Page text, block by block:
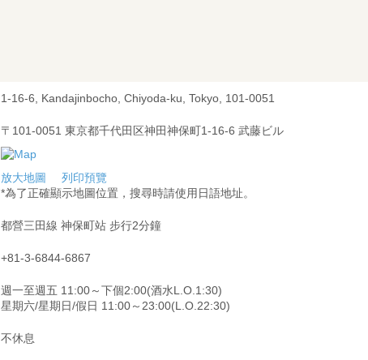
1-16-6, Kandajinbocho, Chiyoda-ku, Tokyo, 101-0051
〒101-0051 東京都千代田区神田神保町1-16-6 武藤ビル
放大地圖
列印預覽
*為了正確顯示地圖位置，搜尋時請使用日語地址。
都營三田線 神保町站 步行2分鐘
+81-3-6844-6867
週一至週五 11:00～下個2:00(酒水L.O.1:30)
星期六/星期日/假日 11:00～23:00(L.O.22:30)
不休息